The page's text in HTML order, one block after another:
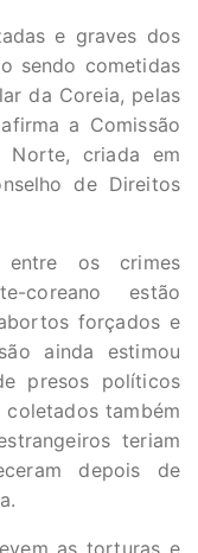
e graves dos
sendo cometidas
da Coreia, pelas
a Comissão
criada em
de Direitos
os crimes
coreano estão
forçados e
ainda estimou
presos políticos
também
teriam
depois de
as torturas e